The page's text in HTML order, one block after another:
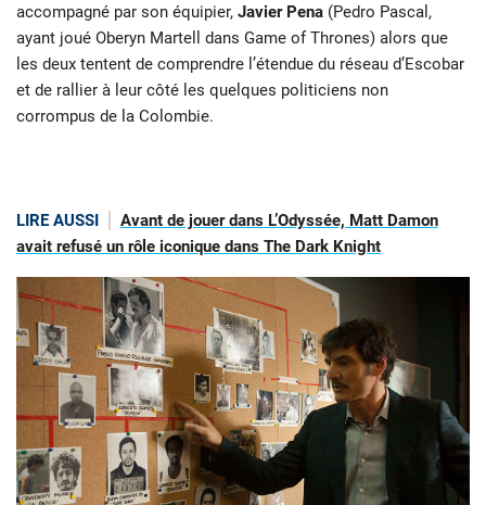
accompagné par son équipier, Javier Pena (Pedro Pascal,
ayant joué Oberyn Martell dans Game of Thrones) alors que
les deux tentent de comprendre l’étendue du réseau d’Escobar
et de rallier à leur côté les quelques politiciens non
corrompus de la Colombie.
LIRE AUSSI
Avant de jouer dans L’Odyssée, Matt Damon
avait refusé un rôle iconique dans The Dark Knight